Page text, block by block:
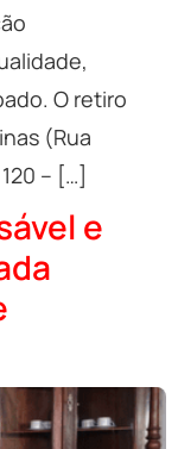
O retiro
(Rua
– […]
e